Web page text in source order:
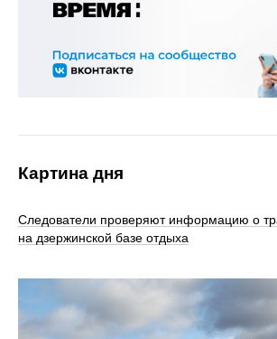
Картина дня
Следователи проверяют информацию о
на дзержинской базе отдыха